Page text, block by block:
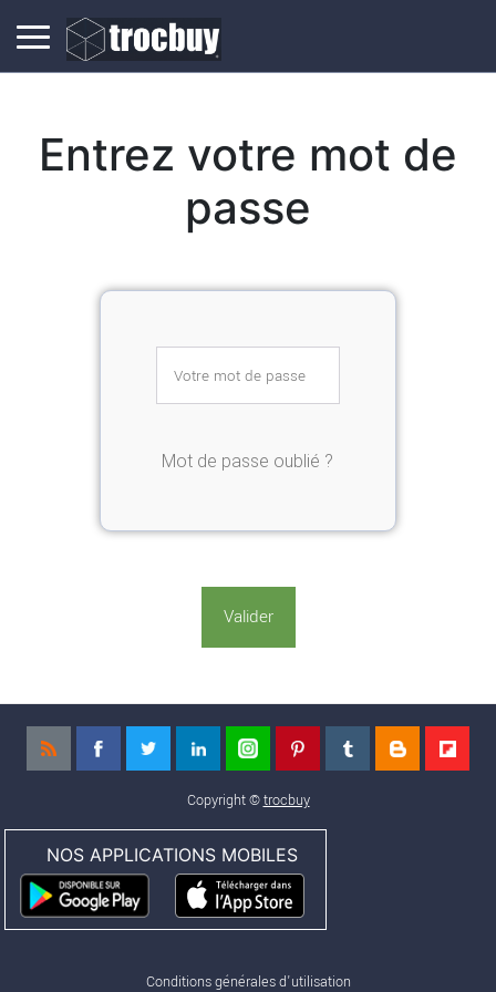
Entrez votre mot de
passe
Mot de passe oublié ?
Copyright ©trocbuy
NOS APPLICATIONS MOBILES
Conditions générales d'utilisation